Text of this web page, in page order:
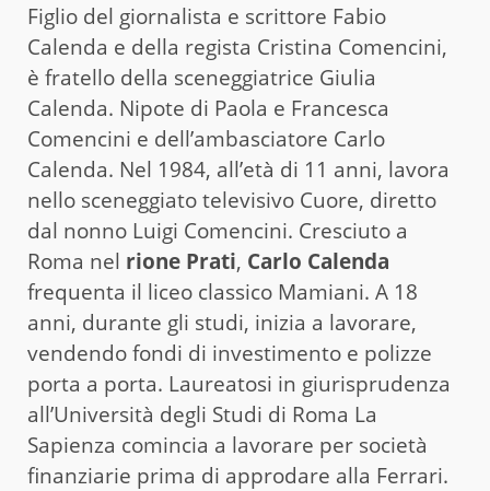
Figlio del giornalista e scrittore Fabio
Calenda e della regista Cristina Comencini,
è fratello della sceneggiatrice Giulia
Calenda. Nipote di Paola e Francesca
Comencini e dell’ambasciatore Carlo
Calenda. Nel 1984, all’età di 11 anni, lavora
nello sceneggiato televisivo Cuore, diretto
dal nonno Luigi Comencini. Cresciuto a
Roma nel rione Prati, Carlo Calenda
frequenta il liceo classico Mamiani. A 18
anni, durante gli studi, inizia a lavorare,
vendendo fondi di investimento e polizze
porta a porta. Laureatosi in giurisprudenza
all’Università degli Studi di Roma La
Sapienza comincia a lavorare per società
finanziarie prima di approdare alla Ferrari.